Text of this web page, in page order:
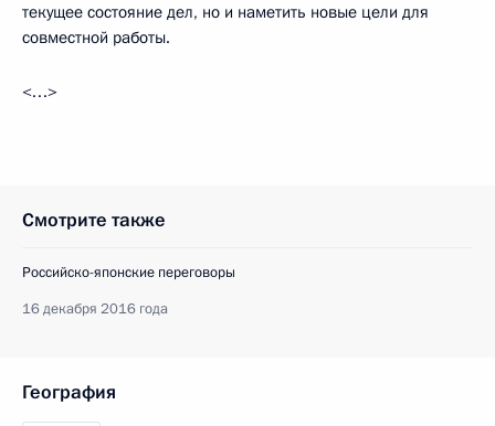
текущее состояние дел, но и наметить новые цели для
совместной работы.
<…>
Смотрите также
Российско-японские переговоры
16 декабря 2016 года
География